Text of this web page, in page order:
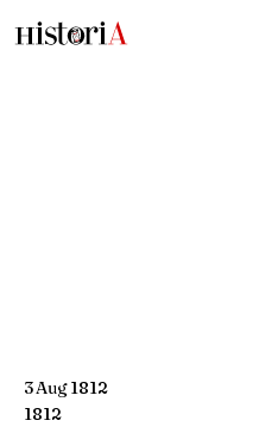
3Aug1812
1812